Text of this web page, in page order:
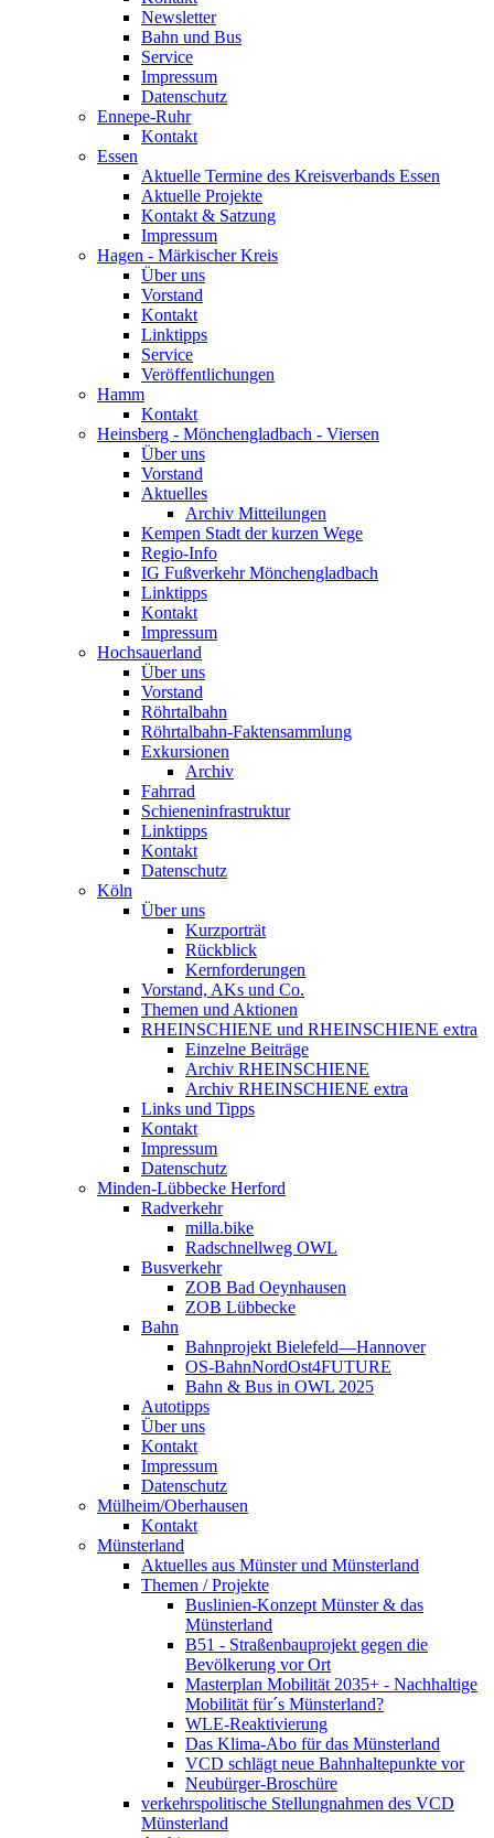
Newsletter
Bahn und Bus
Service
Impressum
Datenschutz
Ennepe-Ruhr
Kontakt
Essen
Aktuelle Termine des Kreisverbands Essen
Aktuelle Projekte
Kontakt & Satzung
Impressum
Hagen - Märkischer Kreis
Über uns
Vorstand
Kontakt
Linktipps
Service
Veröffentlichungen
Hamm
Kontakt
Heinsberg - Mönchengladbach - Viersen
Über uns
Vorstand
Aktuelles
Archiv Mitteilungen
Kempen Stadt der kurzen Wege
Regio-Info
IG Fußverkehr Mönchengladbach
Linktipps
Kontakt
Impressum
Hochsauerland
Über uns
Vorstand
Röhrtalbahn
Röhrtalbahn-Faktensammlung
Exkursionen
Archiv
Fahrrad
Schieneninfrastruktur
Linktipps
Kontakt
Datenschutz
Köln
Über uns
Kurzporträt
Rückblick
Kernforderungen
Vorstand, AKs und Co.
Themen und Aktionen
RHEINSCHIENE und RHEINSCHIENE extra
Einzelne Beiträge
Archiv RHEINSCHIENE
Archiv RHEINSCHIENE extra
Links und Tipps
Kontakt
Impressum
Datenschutz
Minden-Lübbecke Herford
Radverkehr
milla.bike
Radschnellweg OWL
Busverkehr
ZOB Bad Oeynhausen
ZOB Lübbecke
Bahn
Bahnprojekt Bielefeld—Hannover
OS-BahnNordOst4FUTURE
Bahn & Bus in OWL 2025
Autotipps
Über uns
Kontakt
Impressum
Datenschutz
Mülheim/Oberhausen
Kontakt
Münsterland
Aktuelles aus Münster und Münsterland
Themen / Projekte
Buslinien-Konzept Münster & das
Münsterland
B51 - Straßenbauprojekt gegen die
Bevölkerung vor Ort
Masterplan Mobilität 2035+ - Nachhaltige
Mobilität für´s Münsterland?
WLE-Reaktivierung
Das Klima-Abo für das Münsterland
VCD schlägt neue Bahnhaltepunkte vor
Neubürger-Broschüre
verkehrspolitische Stellungnahmen des VCD
Münsterland